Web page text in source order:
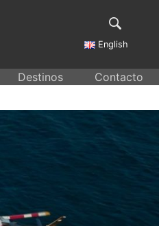
English
Destinos Contacto